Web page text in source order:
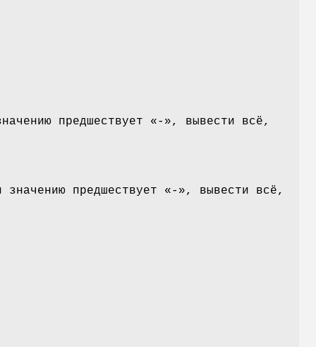
предшествует «-», вывести всё,
предшествует «-», вывести всё,